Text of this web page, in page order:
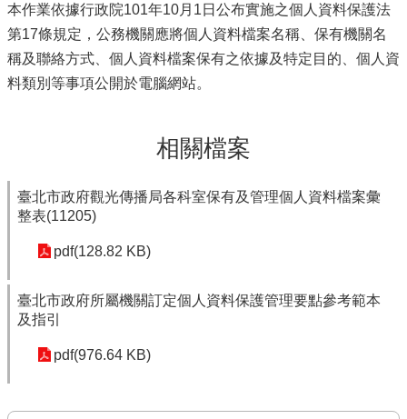
本作業依據行政院101年10月1日公布實施之個人資料保護法
第17條規定，公務機關應將個人資料檔案名稱、保有機關名
稱及聯絡方式、個人資料檔案保有之依據及特定目的、個人資
料類別等事項公開於電腦網站。
相關檔案
臺北市政府觀光傳播局各科室保有及管理個人資料檔案彙
整表(11205)
pdf(128.82 KB)
臺北市政府所屬機關訂定個人資料保護管理要點參考範本
及指引
pdf(976.64 KB)